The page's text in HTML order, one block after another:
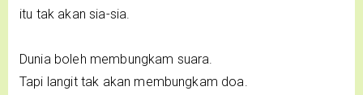
itu tak akan sia-sia.
Dunia boleh membungkam suara.
Tapi langit tak akan membungkam doa.